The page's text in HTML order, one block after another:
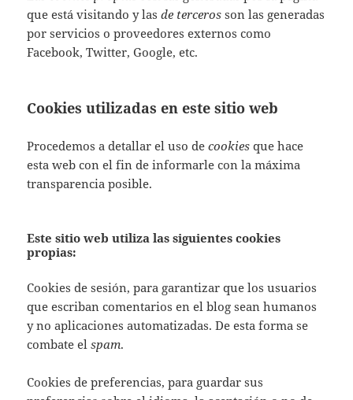
que está visitando y lasde terceros son las generadas
por servicios o proveedores externos como
Facebook, Twitter, Google, etc.
Cookies utilizadas en este sitio web
Procedemos a detallar el uso decookies que hace
esta web con el fin de informarle con la máxima
transparencia posible.
Este sitio web utiliza las siguientescookies
propias:
Cookies de sesión, para garantizar que los usuarios
que escriban comentarios en el blog sean humanos
y no aplicaciones automatizadas. De esta forma se
combate elspam.
Cookies de preferencias, para guardar sus